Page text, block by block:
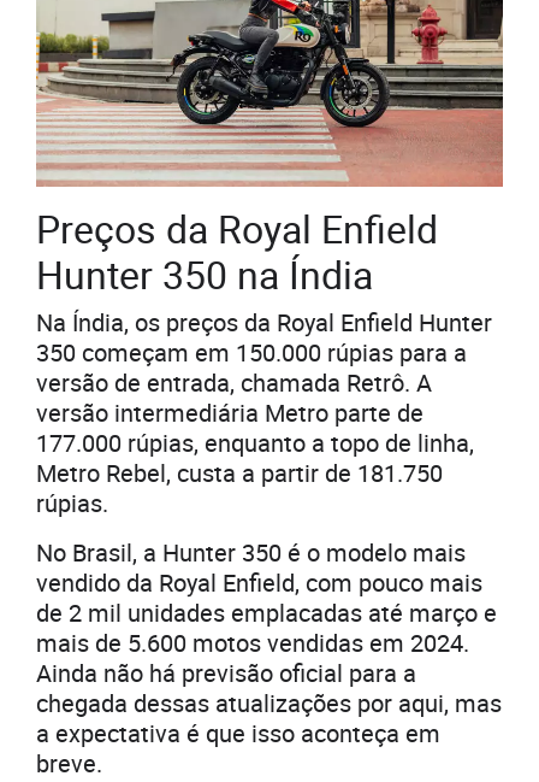
Preços da Royal Enfield
Hunter 350 na Índia
Na Índia, os preços da Royal Enfield Hunter
350 começam em 150.000 rúpias para a
versão de entrada, chamada Retrô. A
versão intermediária Metro parte de
177.000 rúpias, enquanto a topo de linha,
Metro Rebel, custa a partir de 181.750
rúpias.
No Brasil, a Hunter 350 é o modelo mais
vendido da Royal Enfield, com pouco mais
de 2 mil unidades emplacadas até março e
mais de 5.600 motos vendidas em 2024.
Ainda não há previsão oficial para a
chegada dessas atualizações por aqui, mas
a expectativa é que isso aconteça em
breve.